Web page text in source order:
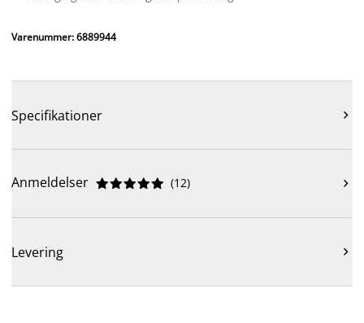
Varenummer: 6889944
Specifikationer 
Anmeldelser 




 (12) 
Levering 